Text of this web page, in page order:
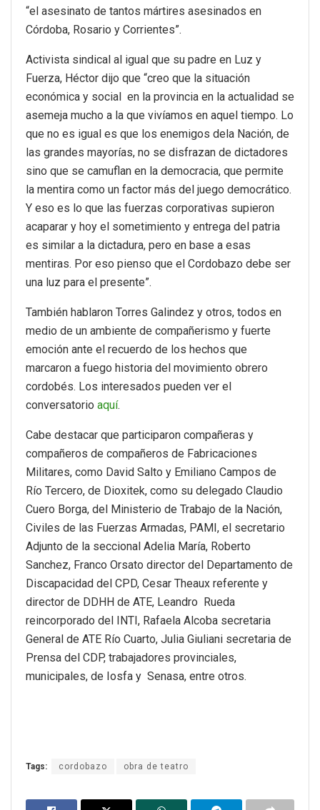
“el asesinato de tantos mártires asesinados en
Córdoba, Rosario y Corrientes”.
Activista sindical al igual que su padre en Luz y
Fuerza, Héctor dijo que “creo que la situación
económica y social en la provincia en la actualidad se
asemeja mucho a la que vivíamos en aquel tiempo. Lo
que no es igual es que los enemigos dela Nación, de
las grandes mayorías, no se disfrazan de dictadores
sino que se camuflan en la democracia, que permite
la mentira como un factor más del juego democrático.
Y eso es lo que las fuerzas corporativas supieron
acaparar y hoy el sometimiento y entrega del patria
es similar a la dictadura, pero en base a esas
mentiras. Por eso pienso que el Cordobazo debe ser
una luz para el presente”.
También hablaron Torres Galindez y otros, todos en
medio de un ambiente de compañerismo y fuerte
emoción ante el recuerdo de los hechos que
marcaron a fuego historia del movimiento obrero
cordobés. Los interesados pueden ver el
conversatorio aquí.
Cabe destacar que participaron compañeras y
compañeros de compañeros de Fabricaciones
Militares, como David Salto y Emiliano Campos de
Río Tercero, de Dioxitek, como su delegado Claudio
Cuero Borga, del Ministerio de Trabajo de la Nación,
Civiles de las Fuerzas Armadas, PAMI, el secretario
Adjunto de la seccional Adelia María, Roberto
Sanchez, Franco Orsato director del Departamento de
Discapacidad del CPD, Cesar Theaux referente y
director de DDHH de ATE, Leandro Rueda
reincorporado del INTI, Rafaela Alcoba secretaria
General de ATE Río Cuarto, Julia Giuliani secretaria de
Prensa del CDP, trabajadores provinciales,
municipales, de Iosfa y Senasa, entre otros.
Tags: cordobazo obra de teatro